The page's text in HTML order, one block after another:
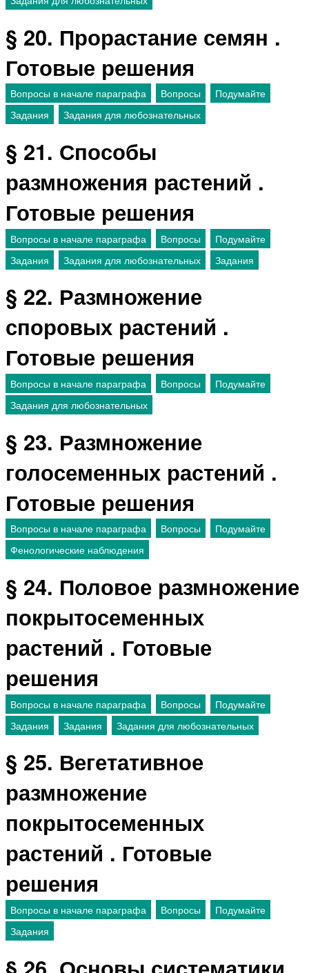
§ 20. Прорастание семян .
Готовые решения
Вопросы в начале параграфа Вопросы
Подумайте
Задания
Задания для любознательных
§ 21. Способы
размножения растений .
Готовые решения
Вопросы в начале параграфа Вопросы
Подумайте
Задания
Задания для любознательных Задания
§ 22. Размножение
споровых растений .
Готовые решения
Вопросы в начале параграфа Вопросы
Подумайте
Задания для любознательных
§ 23. Размножение
голосеменных растений .
Готовые решения
Вопросы в начале параграфа Вопросы
Подумайте
Фенологические наблюдения
§ 24. Половое размножение
покрытосеменных
растений . Готовые
решения
Вопросы в начале параграфа Вопросы
Подумайте
Задания
Задания Задания для любознательных
§ 25. Вегетативное
размножение
покрытосеменных
растений . Готовые
решения
Вопросы в начале параграфа Вопросы
Подумайте
Задания